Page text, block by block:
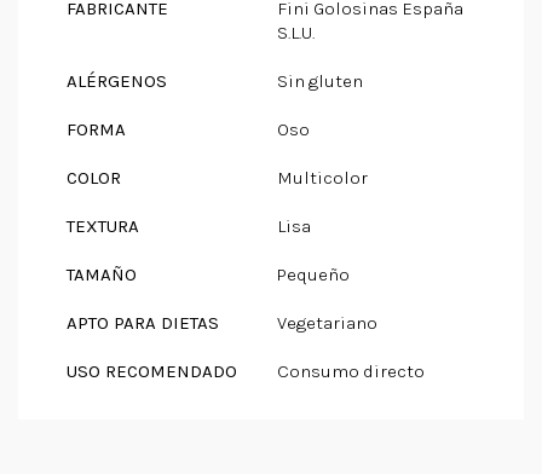
FABRICANTE
Fini Golosinas España
S.L.U.
ALÉRGENOS Sin gluten
FORMA Oso
COLOR Multicolor
TEXTURA Lisa
TAMAÑO Pequeño
APTO PARA DIETAS Vegetariano
USO RECOMENDADO Consumo directo